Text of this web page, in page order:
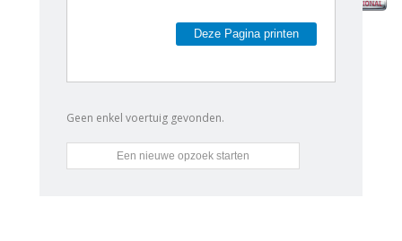
Deze Pagina printen
Geen enkel voertuig gevonden.